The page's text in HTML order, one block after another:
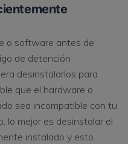
o software antes de
de detención
desinstalarlos para
que el hardware o
sea incompatible con tu
lo mejor es desinstalar el
instalado y esto